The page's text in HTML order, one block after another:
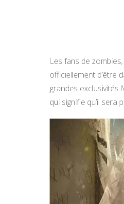
Les fans de
officiellement d’être
grandes exclusivités
qui signifie qu’il sera